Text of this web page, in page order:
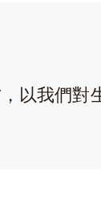
以我們